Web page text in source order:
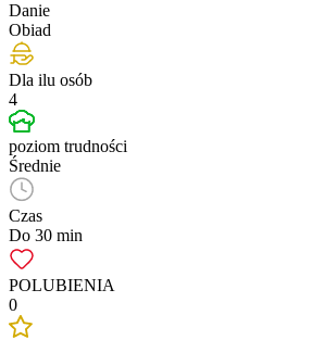
Danie
Obiad
Dla ilu osób
4
poziom trudności
Średnie
Czas
Do 30 min
POLUBIENIA
0